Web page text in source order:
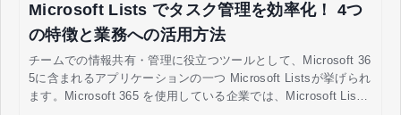
Microsoft Lists でタスク管理を効率化！ 4つ
の特徴と業務への活用方法
チームでの情報共有・管理に役立つツールとして、Microsoft 36
5に含まれるアプリケーションの一つ Microsoft Listsが挙げられ
ます。Microsoft 365 を使用している企業では、Microsoft Lists